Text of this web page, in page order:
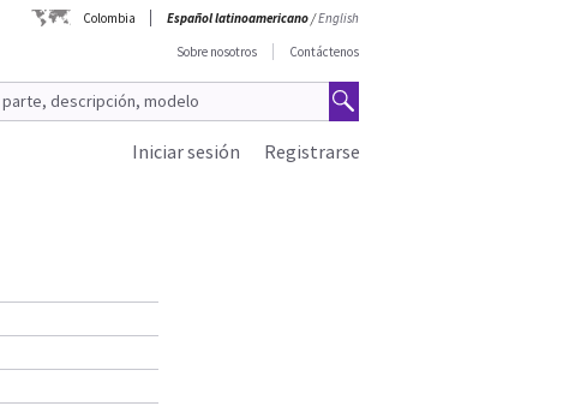
Colombia Español latinoamericano/English
Sobre nosotros
Contáctenos
Registrarse
Iniciar sesión